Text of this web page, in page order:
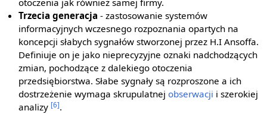
otoczenia jak również samej firmy.
Trzecia generacja - zastosowanie systemów
informacyjnych wczesnego rozpoznania opartych na
koncepcji słabych sygnałów stworzonej przez H.I Ansoffa.
Definiuje on je jako nieprecyzyjne oznaki nadchodzących
zmian, pochodzące z dalekiego otoczenia
przedsiębiorstwa. Słabe sygnały są rozproszone a ich
dostrzeżenie wymaga skrupulatnejobserwacji i szerokiej
analizy [6].